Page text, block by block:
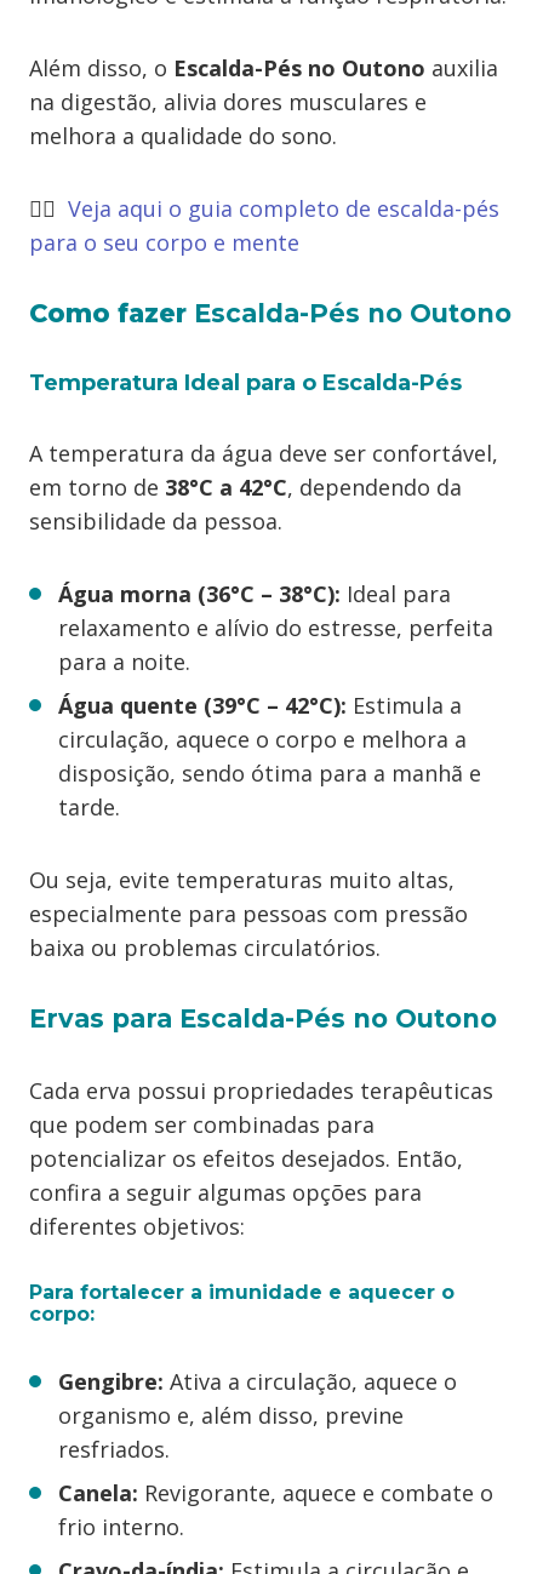
Além disso, o Escalda-Pés no Outono auxilia
na digestão, alivia dores musculares e
melhora a qualidade do sono.
👉🏻 Veja aqui o guia completo de escalda-pés
para o seu corpo e mente
Como fazer Escalda-Pés no Outono
Temperatura Ideal para o Escalda-Pés
A temperatura da água deve ser confortável,
em torno de 38°C a 42°C, dependendo da
sensibilidade da pessoa.
Água morna (36°C – 38°C): Ideal para
relaxamento e alívio do estresse, perfeita
para a noite.
Água quente (39°C – 42°C): Estimula a
circulação, aquece o corpo e melhora a
disposição, sendo ótima para a manhã e
tarde.
Ou seja, evite temperaturas muito altas,
especialmente para pessoas com pressão
baixa ou problemas circulatórios.
Ervas para Escalda-Pés no Outono
Cada erva possui propriedades terapêuticas
que podem ser combinadas para
potencializar os efeitos desejados. Então,
confira a seguir algumas opções para
diferentes objetivos:
Para fortalecer a imunidade e aquecer o
corpo:
Gengibre: Ativa a circulação, aquece o
organismo e, além disso, previne
resfriados.
Canela: Revigorante, aquece e combate o
frio interno.